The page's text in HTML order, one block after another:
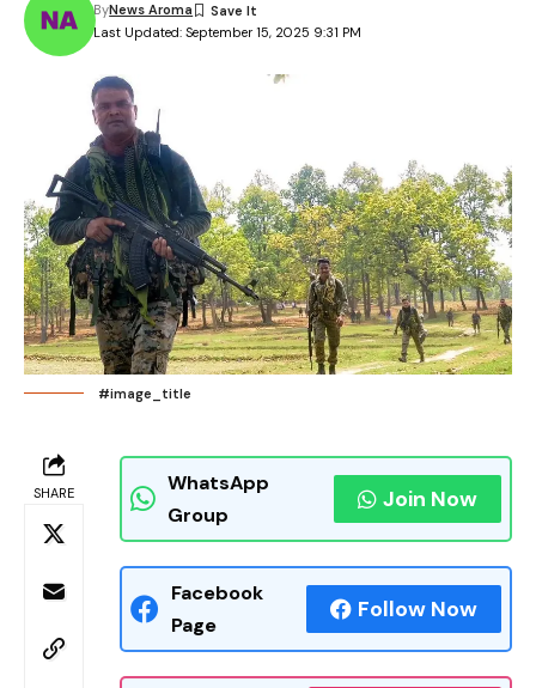
Last Updated: September 15, 2025 9:31 PM
ByNews Aroma
#image_title
SHARE
WhatsApp
Group
Join Now
Facebook
Page
Follow Now